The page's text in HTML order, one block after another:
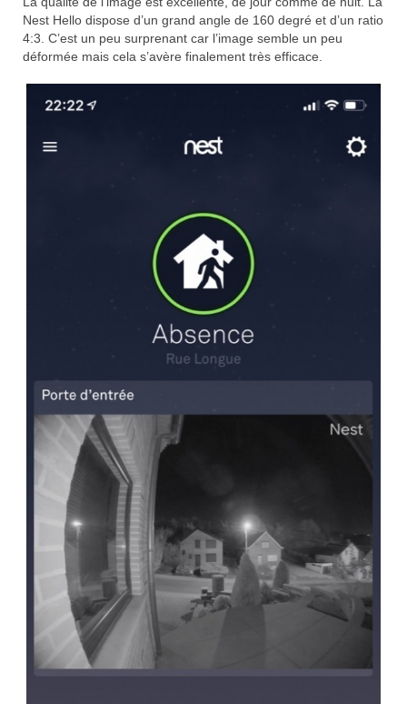
Nest Hello dispose d’un grand angle de 160 degré et d’un ratio
4:3. C’est un peu surprenant car l’image semble un peu
déformée mais cela s’avère finalement très efficace.